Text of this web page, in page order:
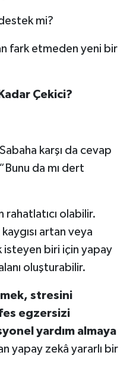
mi?
fark etmeden yeni bir
Çekici?
karşı da cevap
da mı dert
rahatlatıcı olabilir.
artan veya
biri için yapay
oluşturabilir.
stresini
egzersizi
yardım almaya
yapay zekâ yararlı bir